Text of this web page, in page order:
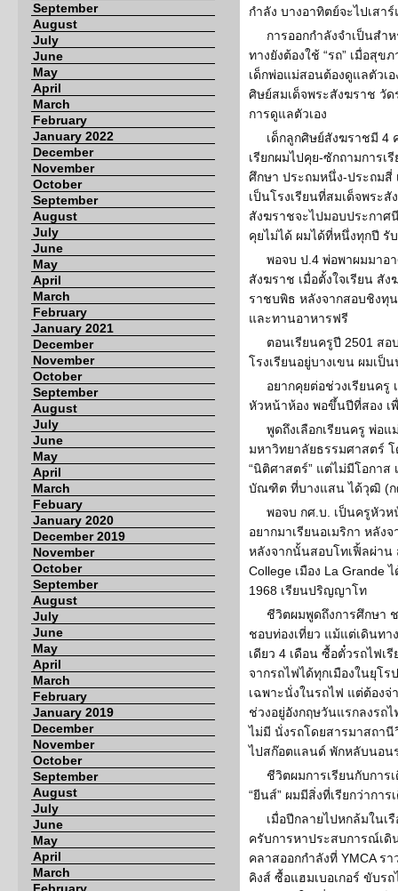
September
August
July
June
May
April
March
February
January 2022
December
November
October
September
August
July
June
May
April
March
February
January 2021
December
November
October
September
August
July
June
May
April
March
Febuary
January 2020
December 2019
November
October
September
August
July
June
May
April
March
February
January 2019
December
November
October
September
August
July
June
May
April
March
กำลัง บางอาทิตย์จะไปเสา
การออกกำลังจำเป็นสำ
ทางยังต้องใช้ “รถ” เมื่อสุข
เด็กพ่อแม่สอนต้องดูแลตัวเ
ศิษย์สมเด็จพระสังฆราช วั
การดูแลตัวเอง
เด็กลูกศิษย์สังฆราชมี 4
เรียกผมไปคุย-ซักถามการเ
ศึกษา ประถมหนึ่ง-ประถมสี่
เป็นโรงเรียนที่สมเด็จพระ
สังฆราชจะไปมอบประกาศ
คุยไม่ได้ ผมได้ที่หนึ่งทุกปี รั
พอจบ ป.4 พ่อพาผมมาอ
สังฆราช เมื่อตั้งใจเรียน สั
ราชบพิธ หลังจากสอบชิงทุ
และทานอาหารฟรี
ตอนเรียนครูปี 2501 ส
โรงเรียนอยู่บางเขน ผมเป็น
อยากคุยต่อช่วงเรียนครู
หัวหน้าห้อง พอขึ้นปีที่สอง เ
พูดถึงเลือกเรียนครู พ่อ
มหาวิทยาลัยธรรมศาสตร์
“นิติศาสตร์” แต่ไม่มีโอกาส
บัณฑิต ที่บางแสน ได้วุฒิ (ก
พอจบ กศ.บ. เป็นครูหัว
อยากมาเรียนอเมริกา หลัง
หลังจากนั้นสอบโทเฟิ้ลผ่าน
College เมือง La Grande
1968 เรียนปริญญาโท
ชีวิตผมพูดถึงการศึกษา
ชอบท่องเที่ยว แม้แต่เดินทา
เดียว 4 เดือน ซื้อตั๋วรถไฟเ
จากรถไฟได้ทุกเมืองในยุโ
เฉพาะนั่งในรถไฟ แต่ต้องจ่
ช่วงอยู่อังกฤษวันแรกลงรถ
ไม่มี นั่งรถโดยสารมาสถา
ไปสก๊อตแลนด์ พักหลับนอน
ชีวิตผมการเรียนกับการ
“ยีนส์” ผมมีสิ่งที่เรียกว่าการ
เมื่อปีกลายไปหกล้มในเ
ครับการหาประสบการณ์เดิ
คลาสออกกำลังที่ YMCA ร
คิงส์ ซื้อแฮมเบอเกอร์ ขับร